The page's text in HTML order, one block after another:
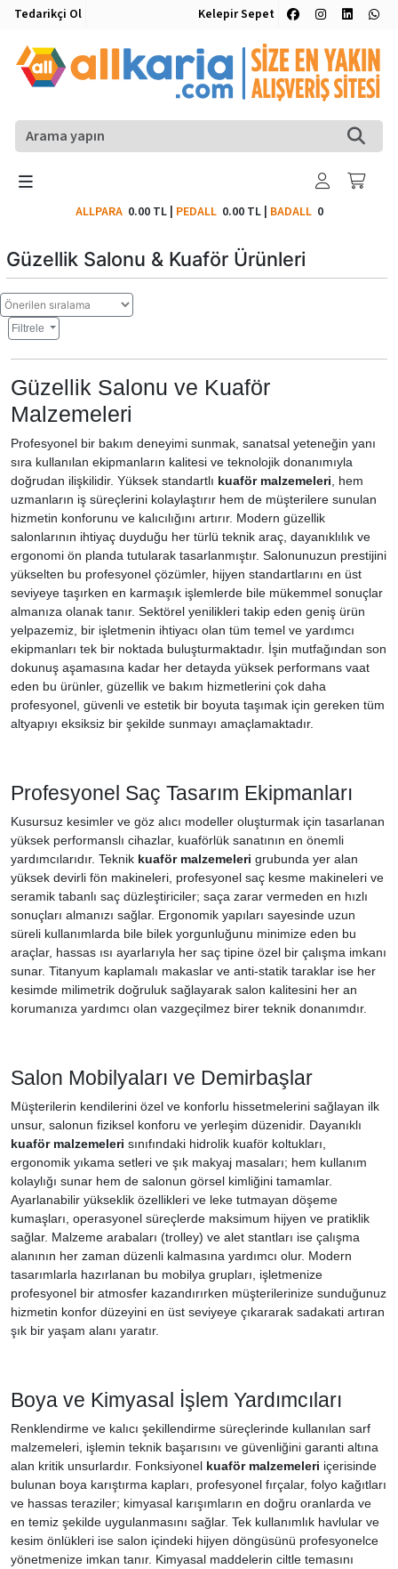
Tedarikçi Ol Kelepir Sepet
ALLPARA 0.00 TL| PEDALL 0.00 TL| BADALL0
Güzellik Salonu & Kuaför Ürünleri
Filtrele
Güzellik Salonu ve Kuaför
Malzemeleri
Profesyonel bir bakım deneyimi sunmak, sanatsal yeteneğin yanı
sıra kullanılan ekipmanların kalitesi ve teknolojik donanımıyla
doğrudan ilişkilidir. Yüksek standartlı kuaför malzemeleri , hem
uzmanların iş süreçlerini kolaylaştırır hem de müşterilere sunulan
hizmetin konforunu ve kalıcılığını artırır. Modern güzellik
salonlarının ihtiyaç duyduğu her türlü teknik araç, dayanıklılık ve
ergonomi ön planda tutularak tasarlanmıştır. Salonunuzun prestijini
yükselten bu profesyonel çözümler, hijyen standartlarını en üst
seviyeye taşırken en karmaşık işlemlerde bile mükemmel sonuçlar
almanıza olanak tanır. Sektörel yenilikleri takip eden geniş ürün
yelpazemiz, bir işletmenin ihtiyacı olan tüm temel ve yardımcı
ekipmanları tek bir noktada buluşturmaktadır. İşin mutfağından son
dokunuş aşamasına kadar her detayda yüksek performans vaat
eden bu ürünler, güzellik ve bakım hizmetlerini çok daha
profesyonel, güvenli ve estetik bir boyuta taşımak için gereken tüm
altyapıyı eksiksiz bir şekilde sunmayı amaçlamaktadır.
Profesyonel Saç Tasarım Ekipmanları
Kusursuz kesimler ve göz alıcı modeller oluşturmak için tasarlanan
yüksek performanslı cihazlar, kuaförlük sanatının en önemli
yardımcılarıdır. Teknik kuaför malzemeleri grubunda yer alan
yüksek devirli fön makineleri, profesyonel saç kesme makineleri ve
seramik tabanlı saç düzleştiriciler; saça zarar vermeden en hızlı
sonuçları almanızı sağlar. Ergonomik yapıları sayesinde uzun
süreli kullanımlarda bile bilek yorgunluğunu minimize eden bu
araçlar, hassas ısı ayarlarıyla her saç tipine özel bir çalışma imkanı
sunar. Titanyum kaplamalı makaslar ve anti-statik taraklar ise her
kesimde milimetrik doğruluk sağlayarak salon kalitesini her an
korumanıza yardımcı olan vazgeçilmez birer teknik donanımdır.
Salon Mobilyaları ve Demirbaşlar
Müşterilerin kendilerini özel ve konforlu hissetmelerini sağlayan ilk
unsur, salonun fiziksel konforu ve yerleşim düzenidir. Dayanıklı
kuaför malzemeleri sınıfındaki hidrolik kuaför koltukları,
ergonomik yıkama setleri ve şık makyaj masaları; hem kullanım
kolaylığı sunar hem de salonun görsel kimliğini tamamlar.
Ayarlanabilir yükseklik özellikleri ve leke tutmayan döşeme
kumaşları, operasyonel süreçlerde maksimum hijyen ve pratiklik
sağlar. Malzeme arabaları (trolley) ve alet stantları ise çalışma
alanının her zaman düzenli kalmasına yardımcı olur. Modern
tasarımlarla hazırlanan bu mobilya grupları, işletmenize
profesyonel bir atmosfer kazandırırken müşterilerinize sunduğunuz
hizmetin konfor düzeyini en üst seviyeye çıkararak sadakati artıran
şık bir yaşam alanı yaratır.
Boya ve Kimyasal İşlem Yardımcıları
Renklendirme ve kalıcı şekillendirme süreçlerinde kullanılan sarf
malzemeleri, işlemin teknik başarısını ve güvenliğini garanti altına
alan kritik unsurlardır. Fonksiyonel kuaför malzemeleri içerisinde
bulunan boya karıştırma kapları, profesyonel fırçalar, folyo kağıtları
ve hassas teraziler; kimyasal karışımların en doğru oranlarda ve
en temiz şekilde uygulanmasını sağlar. Tek kullanımlık havlular ve
kesim önlükleri ise salon içindeki hijyen döngüsünü profesyonelce
yönetmenize imkan tanır. Kimyasal maddelerin ciltle temasını